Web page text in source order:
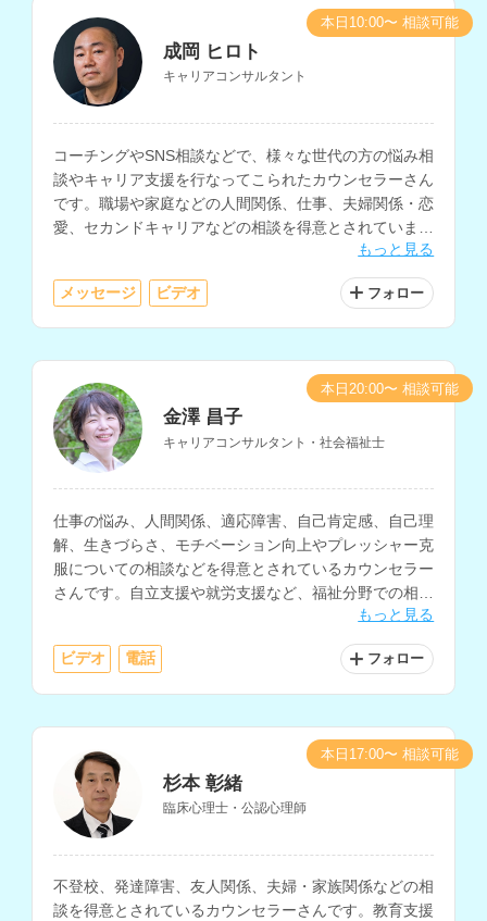
成岡 ヒロト
キャリアコンサルタント
コーチングやSNS相談などで、様々な世代の方の悩み相
談やキャリア支援を行なってこられたカウンセラーさん
です。職場や家庭などの人間関係、仕事、夫婦関係・恋
愛、セカンドキャリアなどの相談を得意とされていま
もっと見る
メッセージ ビデオ フォロー
本日10:00〜 相談可能
金澤 昌子
キャリアコンサルタント・社会福祉士
仕事の悩み、人間関係、適応障害、自己肯定感、自己理
解、生きづらさ、モチベーション向上やプレッシャー克
服についての相談などを得意とされているカウンセラー
さんです。自立支援や就労支援など、福祉分野での相談
もっと見る
ビデオ 電話 フォロー
本日20:00〜 相談可能
杉本 彰緒
臨床心理士・公認心理師
不登校、発達障害、友人関係、夫婦・家族関係などの相
談を得意とされているカウンセラーさんです。教育支援
本日17:00〜 相談可能